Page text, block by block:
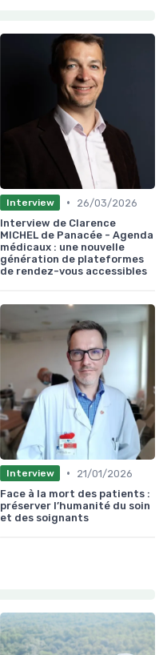
Interview •
26/03/2026
Interview de Clarence
MICHEL de Panacée - Agenda
médicaux : une nouvelle
génération de plateformes
de rendez-vous accessibles
Interview •
21/01/2026
Face à la mort des patients :
préserver l’humanité du soin
et des soignants